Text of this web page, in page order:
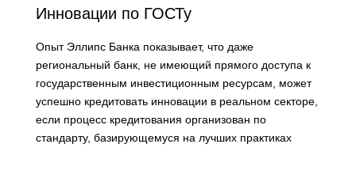
Инновации по ГОСТу
Опыт Эллипс Банка показывает, что даже
региональный банк, не имеющий прямого доступа к
государственным инвестиционным ресурсам, может
успешно кредитовать инновации в реальном секторе,
если процесс кредитования организован по
стандарту, базирующемуся на лучших практиках